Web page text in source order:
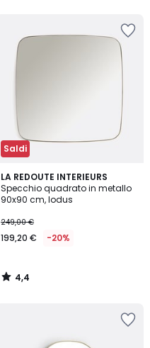
Saldi
LA REDOUTE INTERIEURS
Specchio quadrato in metallo
90x90 cm, Iodus
249,00 €
199,20 € -20%
4,4
/ 5
4,4
/